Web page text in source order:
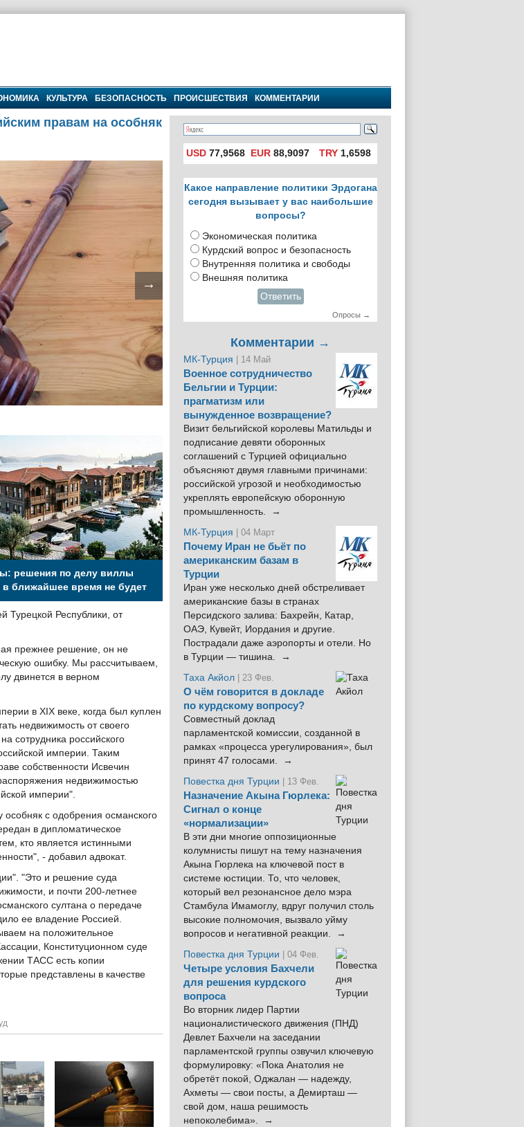
КУЛЬТУРА БЕЗОПАСНОСТЬ ПРОИСШЕСТВИЯ КОММЕНТАРИИ
правам на особняк
→
решения по делу виллы
в ближайшее время не будет
Турецкой Республики, от
прежнее решение, он не
ошибку. Мы рассчитываем,
двинется в верном
в XIX веке, когда был куплен
недвижимость от своего
сотрудника российского
империи. Таким
собственности Исвечин
недвижимостью
империи".
особняк с одобрения османского
в дипломатическое
кто является истинными
- добавил адвокат.
"Это и решение суда
и почти 200-летнее
султана о передаче
ее владение Россией.
на положительное
Конституционном суде
ТАСС есть копии
представлены в качестве
USD 77,9568 EUR 88,9097 TRY1,6598
Какое направление политики Эрдогана
сегодня вызывает у вас наибольшие
вопросы?
Экономическая политика
Курдский вопрос и безопасность
Внутренняя политика и свободы
Внешняя политика
Ответить
Опросы →
Комментарии →
МК-Турция | 14 Май
Военное сотрудничество
Бельгии и Турции:
прагматизм или
вынужденное возвращение?
Визит бельгийской королевы Матильды и
подписание девяти оборонных
соглашений с Турцией официально
объясняют двумя главными причинами:
российской угрозой и необходимостью
укреплять европейскую оборонную
промышленность. →
МК-Турция
| 04 Март
Почему Иран не бьёт по
американским базам в
Турции
Иран уже несколько дней обстреливает
американские базы в странах
Персидского залива: Бахрейн, Катар,
ОАЭ, Кувейт, Иордания и другие.
Пострадали даже аэропорты и отели. Но
в Турции — тишина. →
Таха Акйол | 23 Фев.
О чём говорится в докладе
по курдскому вопросу?
Совместный доклад
парламентской комиссии, созданной в
рамках «процесса урегулирования», был
принят 47 голосами. →
Повестка дня Турции
| 13 Фев.
Назначение Акына Гюрлека:
Сигнал о конце
«нормализации»
В эти дни многие оппозиционные
колумнисты пишут на тему назначения
Акына Гюрлека на ключевой пост в
системе юстиции. То, что человек,
который вел резонансное дело мэра
Стамбула Имамоглу, вдруг получил столь
высокие полномочия, вызвало уйму
вопросов и негативной реакции. →
Повестка дня Турции
| 04 Фев.
Четыре условия Бахчели
для решения курдского
вопроса
Во вторник лидер Партии
националистического движения (ПНД)
Девлет Бахчели на заседании
парламентской группы озвучил ключевую
формулировку: «Пока Анатолия не
обретёт покой, Оджалан — надежду,
Ахметы — свои посты, а Демирташ —
свой дом, наша решимость
непоколебима». →